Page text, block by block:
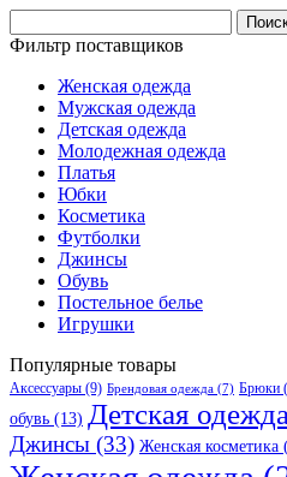
Фильтр поставщиков
Женская одежда
Мужская одежда
Детская одежда
Молодежная одежда
Платья
Юбки
Косметика
Футболки
Джинсы
Обувь
Постельное белье
Игрушки
Популярные товары
Аксессуары (9) Брендовая одежда (7) Брюки
обувь (13) Детская одежда
Джинсы (33) Женская косметика